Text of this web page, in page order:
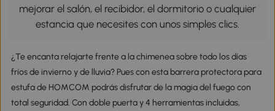
mejorar el salón, el recibidor, el dormitorio o cualquier
estancia que necesites con unos simples clics.
¿Te encanta relajarte frente a la chimenea sobre todo los días
fríos de invierno y de lluvia? Pues con esta barrera protectora para
estufa de HOMCOM podrás disfrutar de la magia del fuego con
total seguridad. Con doble puerta y 4 herramientas incluidas,